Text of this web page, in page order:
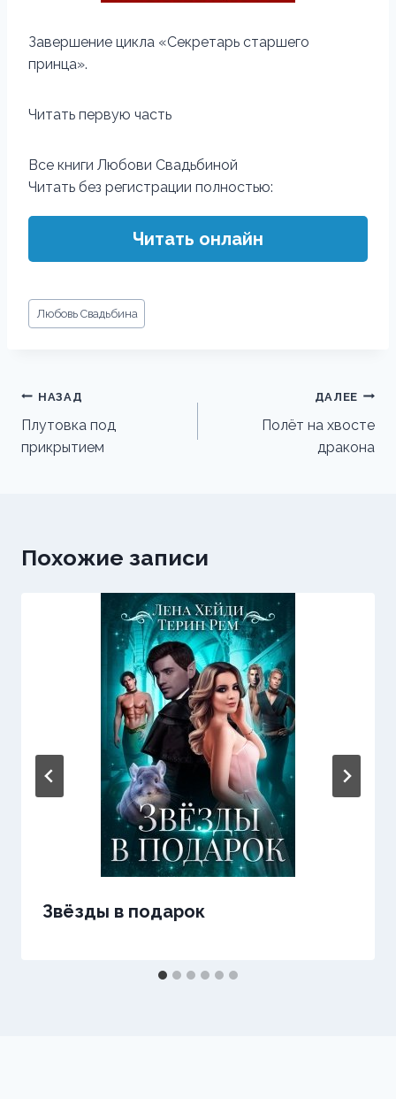
Завершение цикла «Секретарь старшего
принца».
Читать первую часть
Все книги Любови Свадьбиной
Читать без регистрации полностью:
Читать онлайн
Метки
записи:
Любовь Свадьбина
Навигация
по
записям
НАЗАД
Плутовка под
прикрытием
ДАЛЕЕ
Полёт на хвосте
дракона
Похожие записи
Звёзды в подарок